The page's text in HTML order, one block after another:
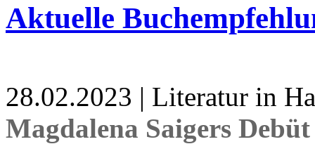
Aktuelle
28.02.2023 | Literatur in
Magdalena Saigers